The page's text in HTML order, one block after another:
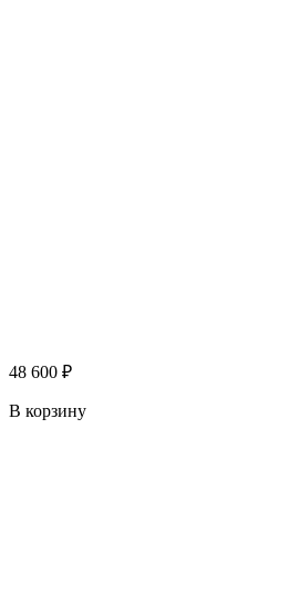
48 600 ₽
В корзину